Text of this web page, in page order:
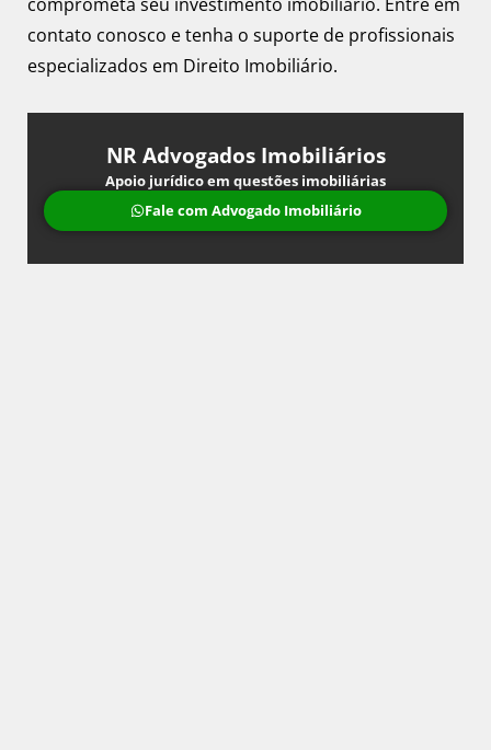
contato conosco e tenha o suporte de profissionais
especializados em Direito Imobiliário.
NR Advogados Imobiliários
Apoio jurídico em questões imobiliárias
Fale com Advogado Imobiliário